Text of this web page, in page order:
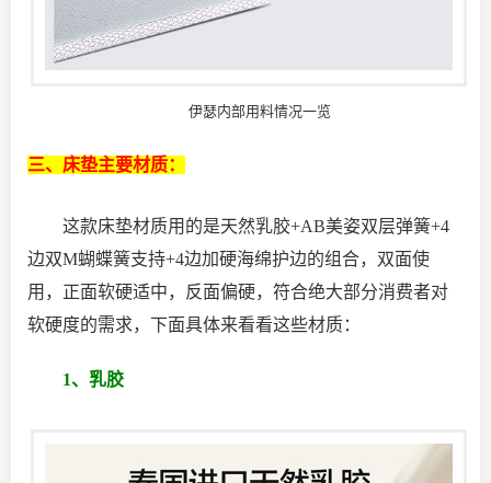
伊瑟内部用料情况一览
三、床垫主要材质：
这款床垫材质用的是天然乳胶+AB美姿双层弹簧+4
边双M蝴蝶簧支持+4边加硬海绵护边的组合，双面使
用，正面软硬适中，反面偏硬，符合绝大部分消费者对
软硬度的需求，下面具体来看看这些材质：
1、乳胶